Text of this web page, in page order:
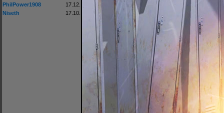
PhilPower1908
17.12.
Niseth
17.10.